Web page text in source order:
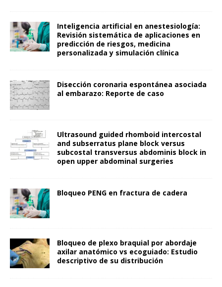
Inteligencia artificial en anestesiología:
Revisión sistemática de aplicaciones en
predicción de riesgos, medicina
personalizada y simulación clínica
Disección coronaria espontánea asociada
al embarazo: Reporte de caso
Ultrasound guided rhomboid intercostal
and subserratus plane block versus
subcostal transversus abdominis block in
open upper abdominal surgeries
Bloqueo PENG en fractura de cadera
Bloqueo de plexo braquial por abordaje
axilar anatómico vs ecoguiado: Estudio
descriptivo de su distribución